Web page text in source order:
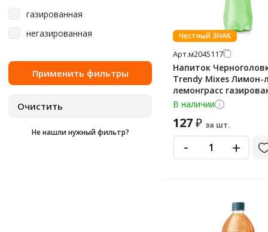
газированная
негазированная
Не нашли нужный фильтр?
Честный ЗНАК
Арт.м2045117
Напиток
Trendy Mixes Лимон-
лемонграсс
В наличии
127₽ за шт.
- +